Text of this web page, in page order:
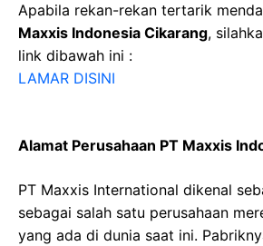
Apabila rekan-rekan tertarik
Maxxis Indonesia Cikarang,
link dibawah ini :
LAMAR DISINI
Alamat Perusahaan PT Maxxis
PT Maxxis International dikenal
sebagai salah satu perusahaan
yang ada di dunia saat ini.